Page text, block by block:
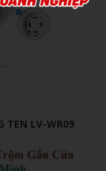
TEN LV-WR09